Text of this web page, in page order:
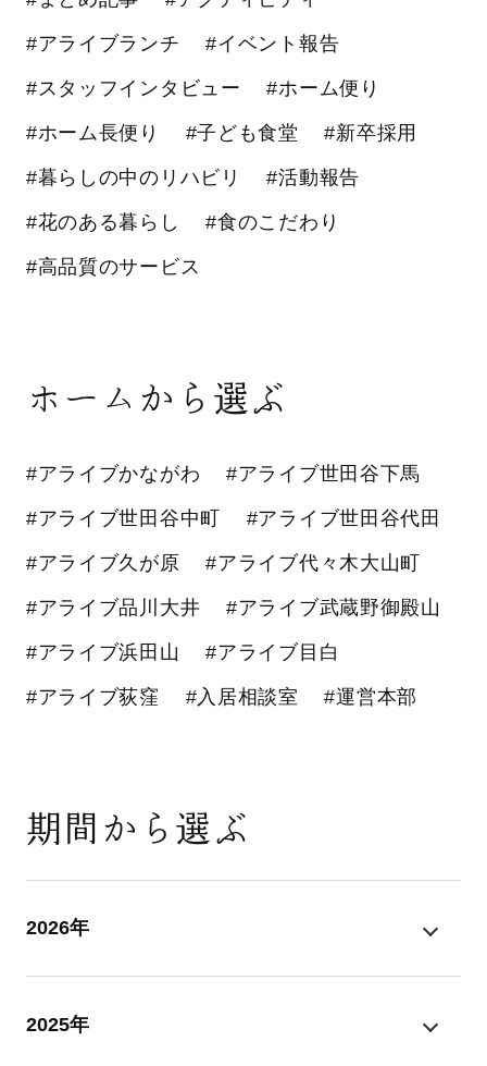
#アライブランチ #イベント報告
#スタッフインタビュー #ホーム便り
#ホーム長便り #子ども食堂 #新卒採用
#暮らしの中のリハビリ #活動報告
#花のある暮らし #食のこだわり
#高品質のサービス
ホームから選ぶ
#アライブかながわ #アライブ世田谷下馬
#アライブ世田谷中町 #アライブ世田谷代田
#アライブ久が原 #アライブ代々木大山町
#アライブ品川大井 #アライブ武蔵野御殿山
#アライブ浜田山 #アライブ目白
#アライブ荻窪 #入居相談室 #運営本部
期間から選ぶ
2026年
2025年